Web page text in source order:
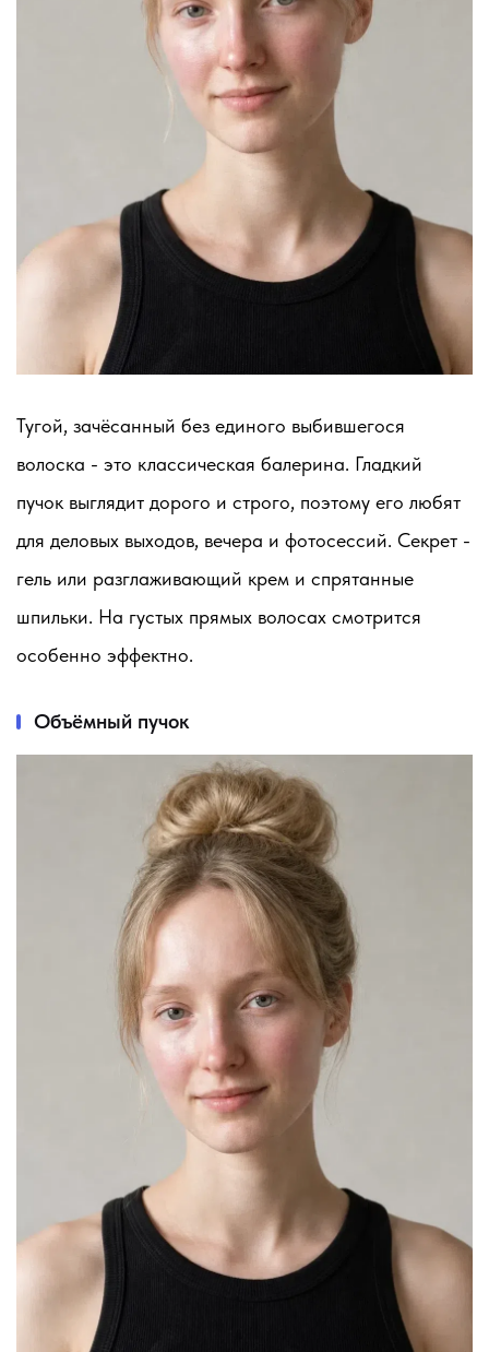
Тугой, зачёсанный без единого выбившегося
волоска - это классическая балерина. Гладкий
пучок выглядит дорого и строго, поэтому его любят
для деловых выходов, вечера и фотосессий. Секрет -
гель или разглаживающий крем и спрятанные
шпильки. На густых прямых волосах смотрится
особенно эффектно.
Объёмный пучок